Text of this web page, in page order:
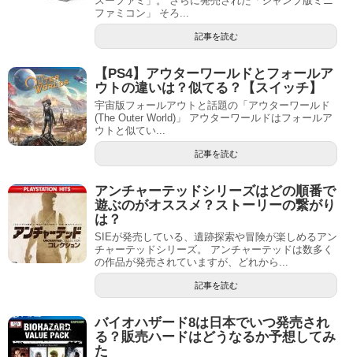
ファミコン」 そろ...
記事を読む
【PS4】アウターワールドとフォールア
ウトの違いは？似てる？【スイッチ】
宇宙版フォールアウトと話題の「アウターワールド
(The Outer World)」 アウターワールドはフォールア
ウトと似てい...
記事を読む
アンチャーテッドシリーズはどの順番で
遊ぶのがオススメ？ストーリーの繋がり
は？
SIEが発売している、遺跡探索や冒険が楽しめるアン
チャーテッドシリーズ。 アンチャーテッドは数多く
の作品が発売されていますが、どれから...
記事を読む
バイオハザード8は日本でいつ発売され
る？販売ハードはどうなるか予想してみ
た